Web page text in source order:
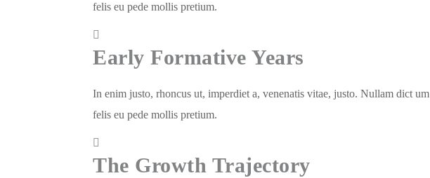
felis eu pede mollis pretium.
Early Formative Years
In enim justo, rhoncus ut, imperdiet a, venenatis vitae, justo. Nullam dict um
felis eu pede mollis pretium.
The Growth Trajectory